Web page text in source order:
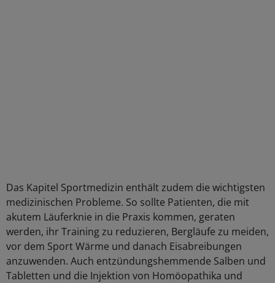
Das Kapitel Sportmedizin enthält zudem die wichtigsten
medizinischen Probleme. So sollte Patienten, die mit
akutem Läuferknie in die Praxis kommen, geraten
werden, ihr Training zu reduzieren, Bergläufe zu meiden,
vor dem Sport Wärme und danach Eisabreibungen
anzuwenden. Auch entzündungshemmende Salben und
Tabletten und die Injektion von Homöopathika und